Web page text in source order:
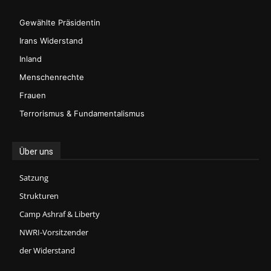
Gewählte Präsidentin
Irans Widerstand
Inland
Menschenrechte
Frauen
Terrorismus & Fundamentalismus
Über uns
Satzung
Strukturen
Camp Ashraf & Liberty
NWRI-Vorsitzender
der Widerstand